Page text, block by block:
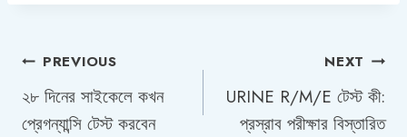
Post
navigation
PREVIOUS
২৮ দিনের সাইকেলে কখন
প্রেগন্যান্সি টেস্ট করবেন
NEXT
URINE R/M/E টেস্ট কী:
প্রস্রাব পরীক্ষার বিস্তারিত